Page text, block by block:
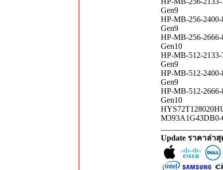
Gen9
HP-MB-256-
Gen9
HP-MB-256-
Gen10
HP-MB-512-
Gen9
HP-MB-512-
Gen9
HP-MB-512-
Gen10
M393A1G43DB0-
Update ราคาล่า